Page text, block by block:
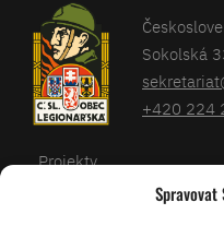
Spravovat
Sokolská
+420 224
Projekty